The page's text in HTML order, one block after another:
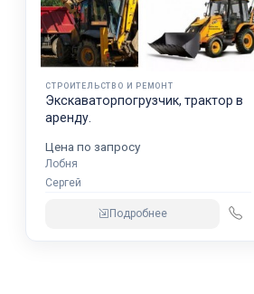
СТРОИТЕЛЬСТВО И РЕМОНТ
Экскаваторпогрузчик, трактор в
аренду.
Цена по запросу
Лобня
Сергей
Подробнее